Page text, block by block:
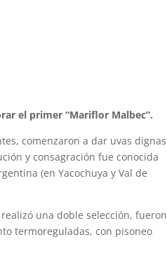
el primer “Mariflor Malbec”.
comenzaron a dar uvas dignas
y consagración fue conocida
(en Yacochuya y Val de
una doble selección, fueron
termoreguladas, con pisoneo